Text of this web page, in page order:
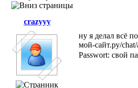
crazyyy
ну я делал всё
мой-сайт.ру/
Passwort: свой